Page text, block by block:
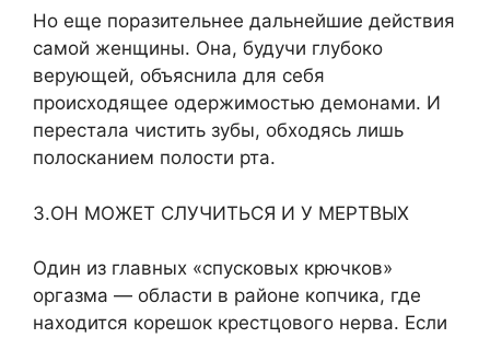
Но еще поразительнее дальнейшие действия
самой женщины. Она, будучи глубоко
верующей, объяснила для себя
происходящее одержимостью демонами. И
перестала чистить зубы, обходясь лишь
полосканием полости рта.
3.ОН МОЖЕТ СЛУЧИТЬСЯ И У МЕРТВЫХ
Один из главных «спусковых крючков»
оргазма — области в районе копчика, где
находится корешок крестцового нерва. Если